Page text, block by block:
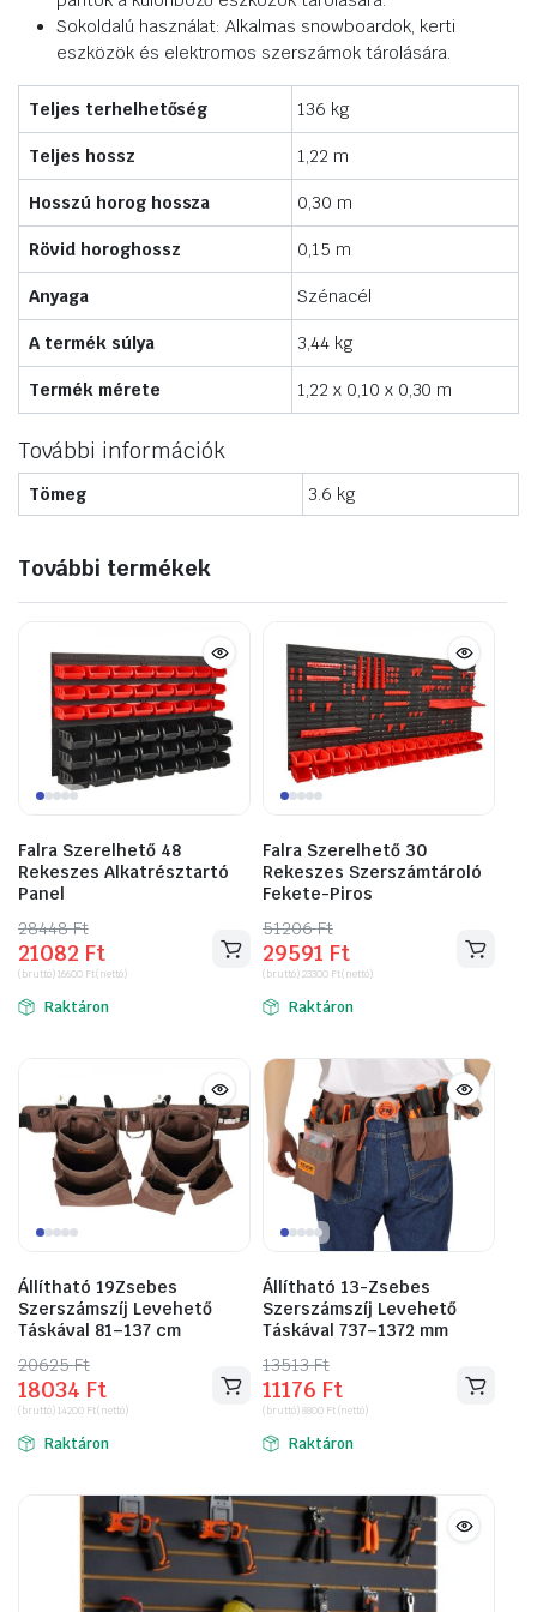
Sokoldalú használat: Alkalmas snowboardok, kerti
eszközök és elektromos szerszámok tárolására.
Teljes terhelhetőség 136 kg
Teljes hossz 1,22 m
Hosszú horog hossza 0,30 m
Rövid horoghossz 0,15 m
Anyaga Szénacél
A termék súlya 3,44 kg
Termék mérete 1,22 x 0,10 x 0,30 m
További információk
Tömeg 3.6 kg
További termékek
Falra Szerelhető 48
Rekeszes Alkatrésztartó
Panel
28448Ft
Original
price
was:
28448 Ft.
21082 Ft
Current
price
is:
21082 Ft.
(bruttó)16600 Ft(nettó)
Raktáron
Falra Szerelhető 30
Rekeszes Szerszámtároló
Fekete-Piros
51206Ft
Original
price
was:
51206 Ft.
29591 Ft
Current
price
is:
29591 Ft.
(bruttó)23300 Ft(nettó)
Raktáron
Állítható 19Zsebes
Szerszámszíj Levehető
Táskával 81–137 cm
20625Ft
Original
price
was:
20625 Ft.
18034 Ft
Current
price
is:
18034 Ft.
(bruttó)14200 Ft(nettó)
Raktáron
Állítható 13-Zsebes
Szerszámszíj Levehető
Táskával 737–1372 mm
13513Ft
Original
price
was:
13513 Ft.
11176 Ft
Current
price
is:
11176 Ft.
(bruttó)8800 Ft(nettó)
Raktáron